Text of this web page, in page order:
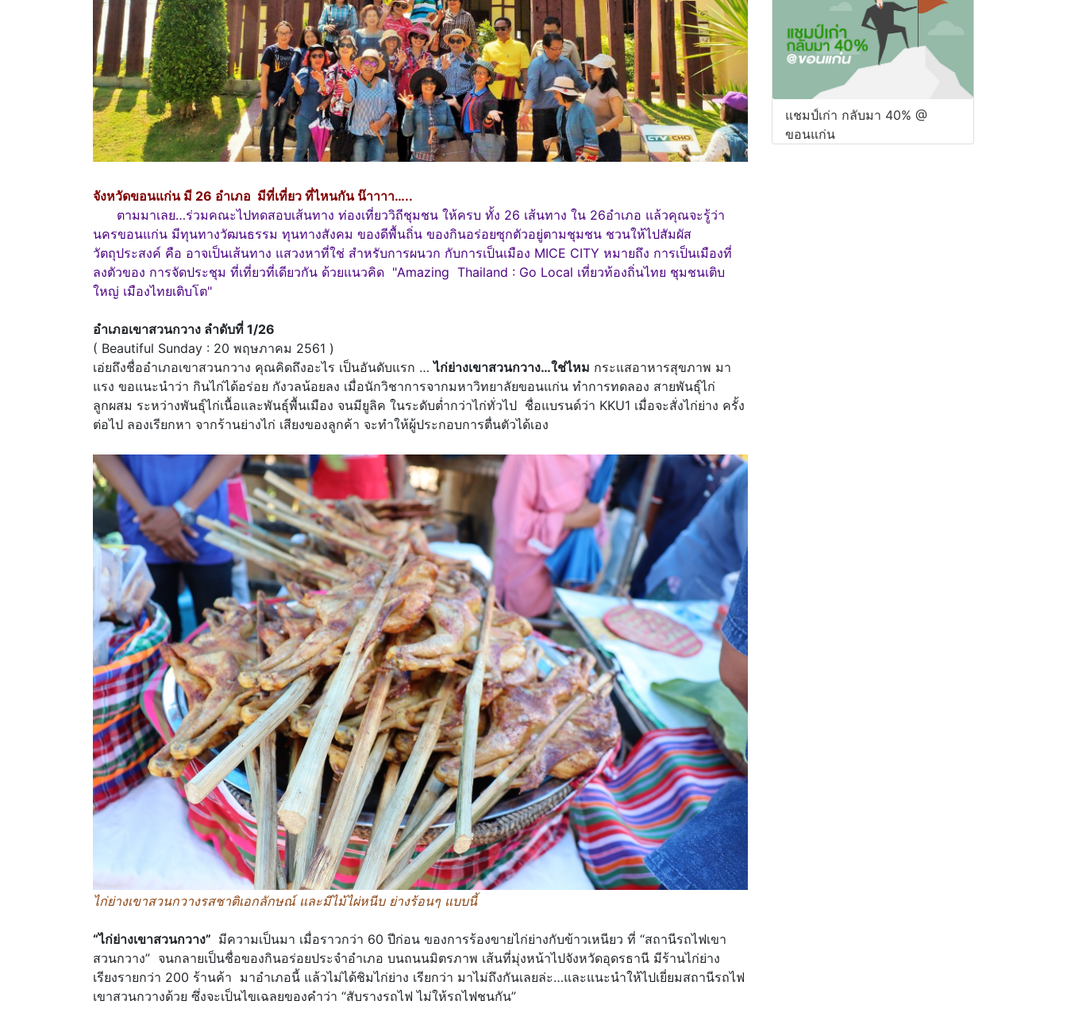
จังหวัดขอนแก่น มี 26 อำเภอ มีที่เที่ยว ที่ไหนกัน น๊าาาา…..
ตามมาเลย…ร่วมคณะไปทดสอบเส้นทาง ท่องเที่ยววิถีชุมชน ให้ครบ ทั้ง 26 เส้นทาง ใน 26อำเภอ แล้วคุณจะรู้ว่า
นครขอนแก่น มีทุนทางวัฒนธรรม ทุนทางสังคม ของดีพื้นถิ่น ของกินอร่อยซุกตัวอยู่ตามชุมชน ชวนให้ไปสัมผัส
วัตถุประสงค์ คือ อาจเป็นเส้นทาง แสวงหาที่ใช่ สำหรับการผนวก กับการเป็นเมือง MICE CITY หมายถึง การเป็นเมืองที่
ลงตัวของ การจัดประชุม ที่เที่ยวที่เดียวกัน ด้วยแนวคิด "Amazing Thailand : Go Local เที่ยวท้องถิ่นไทย ชุมชนเติบ
ใหญ่ เมืองไทยเติบโต"
อำเภอเขาสวนกวาง ลำดับที่ 1/26
( Beautiful Sunday : 20 พฤษภาคม 2561 )
เอ่ยถึงชื่ออำเภอเขาสวนกวาง คุณคิดถึงอะไร เป็นอันดับแรก …ไก่ย่างเขาสวนกวาง…ใช่ไหม กระแสอาหารสุขภาพ มา
แรง ขอแนะนำว่า กินไก่ได้อร่อย กังวลน้อยลง เมื่อนักวิชาการจากมหาวิทยาลัยขอนแก่น ทำการทดลอง สายพันธุ์ไก่
ลูกผสม ระหว่างพันธุ์ไก่เนื้อและพันธุ์พื้นเมือง จนมียูลิค ในระดับต่ำกว่าไก่ทั่วไป ชื่อแบรนด์ว่า KKU1 เมื่อจะสั่งไก่ย่าง ครั้ง
ต่อไป ลองเรียกหา จากร้านย่างไก่ เสียงของลูกค้า จะทำให้ผู้ประกอบการตื่นตัวได้เอง
ไก่ย่างเขาสวนกวางรสชาติเอกลักษณ์ และมีไม้ไผ่หนีบ ย่างร้อนๆ แบบนี้
“ไก่ย่างเขาสวนกวาง” มีความเป็นมา เมื่อราวกว่า 60 ปีก่อน ของการร้องขายไก่ย่างกับข้าวเหนียว ที่ “สถานีรถไฟเขา
สวนกวาง” จนกลายเป็นชื่อของกินอร่อยประจำอำเภอ บนถนนมิตรภาพ เส้นที่มุ่งหน้าไปจังหวัดอุดรธานี มีร้านไก่ย่าง
เรียงรายกว่า 200 ร้านค้า มาอำเภอนี้ แล้วไม่ได้ชิมไก่ย่าง เรียกว่า มาไม่ถึงกันเลยล่ะ…และแนะนำให้ไปเยี่ยมสถานีรถไฟ
เขาสวนกวางด้วย ซึ่งจะเป็นไขเฉลยของคำว่า “สับรางรถไฟ ไม่ให้รถไฟชนกัน”
แชมป์เก่า กลับมา 40% @
ขอนแก่น